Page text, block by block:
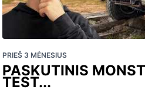
PRIEŠ 3 MĖNESIUS
PASKUTINIS
TEST...